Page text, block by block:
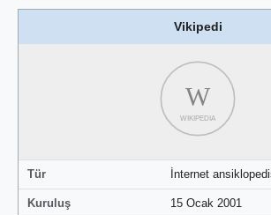
Vikipedi
W
WIKIPEDIA
Tür İnternet
Kuruluş 15 Ocak 2001